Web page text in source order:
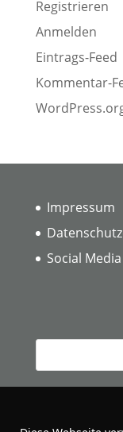
Registrieren
Anmelden
Eintrags-Feed
Kommentar-
Impressum
Social